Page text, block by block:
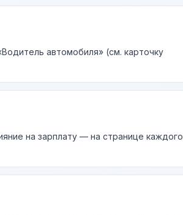
автомобиля» (см. карточку
на зарплату — на странице каждого